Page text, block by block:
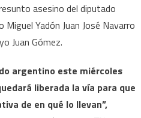
asesino del diputado
Yadón Juan José Navarro
Juan Gómez.
argentino este miércoles
liberada la vía para que
de en qué lo llevan”,